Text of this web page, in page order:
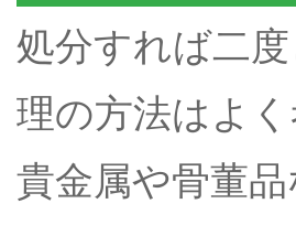
処分すれば二
理の方法はよ
貴金属や骨董